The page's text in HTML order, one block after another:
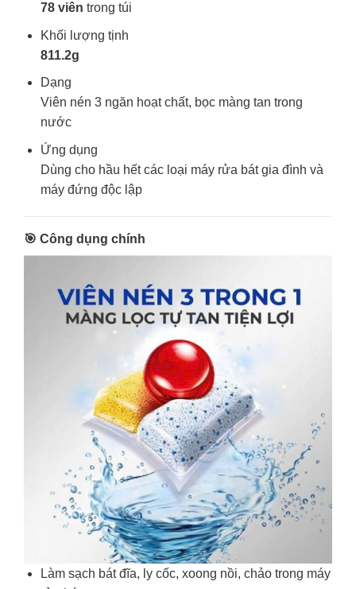
78 viên trong túi
Khối lượng tịnh
811.2g
Dạng
Viên nén 3 ngăn hoạt chất, bọc màng tan trong
nước
Ứng dụng
Dùng cho hầu hết các loại máy rửa bát gia đình và
máy đứng độc lập
🎯 Công dụng chính
Làm sạch bát đĩa, ly cốc, xoong nồi, chảo trong máy